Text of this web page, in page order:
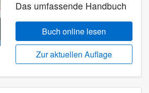
Das umfassende Handbuch
Buch online lesen
Zur aktuellen Auflage